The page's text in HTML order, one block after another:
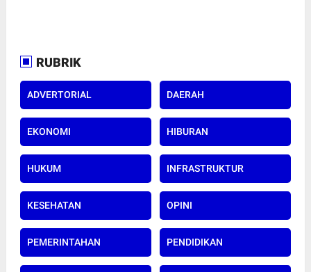
RUBRIK
ADVERTORIAL DAERAH
EKONOMI HIBURAN
HUKUM INFRASTRUKTUR
KESEHATAN OPINI
PEMERINTAHAN PENDIDIKAN